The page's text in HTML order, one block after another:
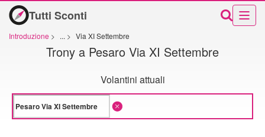
Tutti Sconti
Introduzione > ... > Via XI Settembre
Trony a Pesaro Via XI Settembre
Volantini attuali